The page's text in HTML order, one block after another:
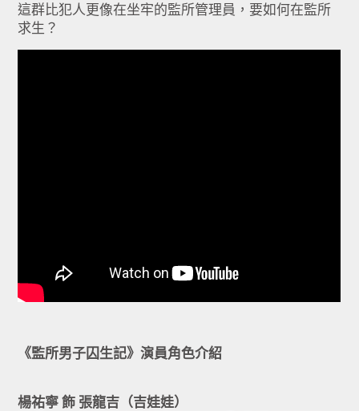
這群比犯人更像在坐牢的監所管理員，要如何在監所
求生？
《監所男子囚生記》演員角色介紹
楊祐寧 飾 張龍吉（吉娃娃）